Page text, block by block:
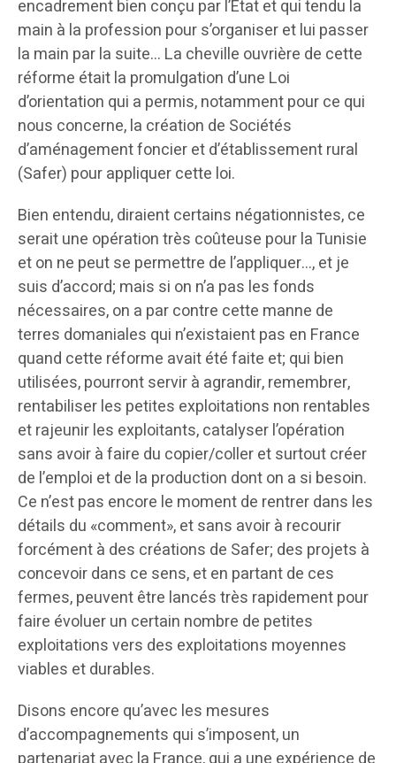
encadrement bien conçu par l’Etat et qui tendu la
main à la profession pour s’organiser et lui passer
la main par la suite… La cheville ouvrière de cette
réforme était la promulgation d’une Loi
d’orientation qui a permis, notamment pour ce qui
nous concerne, la création de Sociétés
d’aménagement foncier et d’établissement rural
(Safer) pour appliquer cette loi.
Bien entendu, diraient certains négationnistes, ce
serait une opération très coûteuse pour la Tunisie
et on ne peut se permettre de l’appliquer…, et je
suis d’accord; mais si on n’a pas les fonds
nécessaires, on a par contre cette manne de
terres domaniales qui n’existaient pas en France
quand cette réforme avait été faite et; qui bien
utilisées, pourront servir à agrandir, remembrer,
rentabiliser les petites exploitations non rentables
et rajeunir les exploitants, catalyser l’opération
sans avoir à faire du copier/coller et surtout créer
de l’emploi et de la production dont on a si besoin.
Ce n’est pas encore le moment de rentrer dans les
détails du «comment», et sans avoir à recourir
forcément à des créations de Safer; des projets à
concevoir dans ce sens, et en partant de ces
fermes, peuvent être lancés très rapidement pour
faire évoluer un certain nombre de petites
exploitations vers des exploitations moyennes
viables et durables.
Disons encore qu’avec les mesures
d’accompagnements qui s’imposent, un